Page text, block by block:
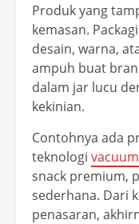
Produk yang
kemasan.
desain, warna,
ampuh buat
dalam jar lucu
kekinian.
Contohnya ada
teknologi
snack premium,
sederhana. Dari
penasaran,